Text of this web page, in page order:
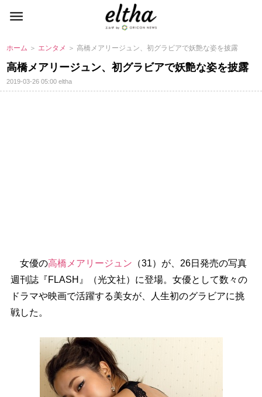
ホーム ＞ エンタメ ＞ 高橋メアリージュン、初グラビアで妖艶な姿を披露
高橋メアリージュン、初グラビアで妖艶な姿を披露
2019-03-26 05:00eltha
女優の高橋メアリージュン （31）が、26日発売の写真
週刊誌『FLASH』（光文社）に登場。女優として数々の
ドラマや映画で活躍する美女が、人生初のグラビアに挑
戦した。